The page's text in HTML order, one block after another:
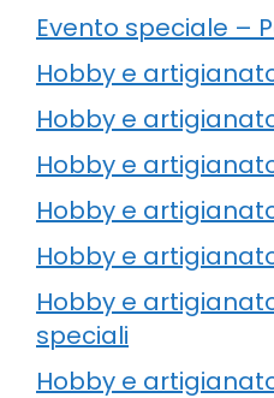
Evento speciale –
Hobby e
Hobby e
Hobby e
Hobby e
Hobby e
Hobby e
speciali
Hobby e